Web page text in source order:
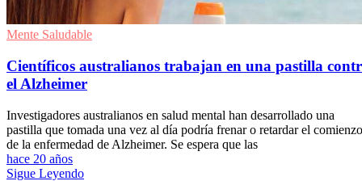
Mente Saludable
Científicos australianos trabajan en una pastilla
el Alzheimer
Investigadores australianos en salud mental han desarrollado una
pastilla que tomada una vez al día podría frenar o retardar el comienzo
de la enfermedad de Alzheimer. Se espera que las
hace 20 años
Sigue Leyendo